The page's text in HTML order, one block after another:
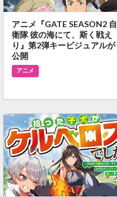
アニメ『GATE SEASON2 自
衛隊 彼の海にて、斯く戦え
り』第2弾キービジュアルが
公開
アニメ